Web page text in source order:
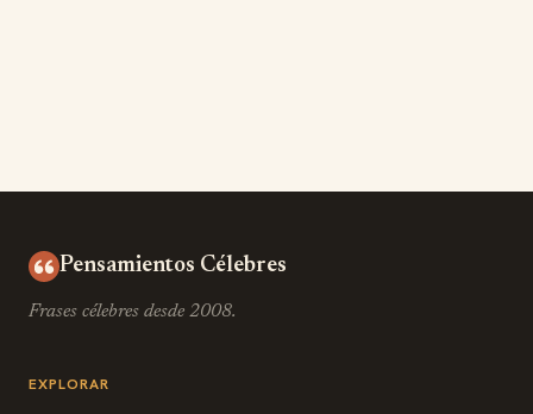
Pensamientos Célebres
Frases célebres desde 2008.
EXPLORAR